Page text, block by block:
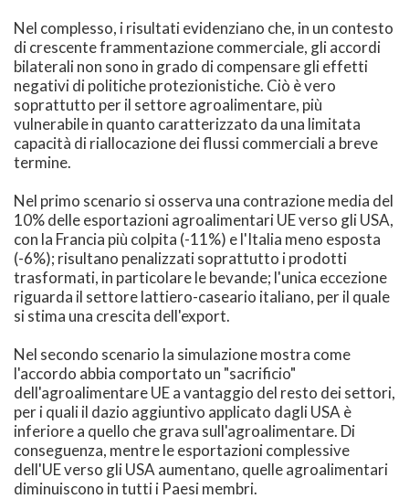
Nel complesso, i risultati evidenziano che, in un contesto
di crescente frammentazione commerciale, gli accordi
bilaterali non sono in grado di compensare gli effetti
negativi di politiche protezionistiche. Ciò è vero
soprattutto per il settore agroalimentare, più
vulnerabile in quanto caratterizzato da una limitata
capacità di riallocazione dei flussi commerciali a breve
termine.
Nel primo scenario si osserva una contrazione media del
10% delle esportazioni agroalimentari UE verso gli USA,
con la Francia più colpita (-11%) e l'Italia meno esposta
(-6%); risultano penalizzati soprattutto i prodotti
trasformati, in particolare le bevande; l'unica eccezione
riguarda il settore lattiero-caseario italiano, per il quale
si stima una crescita dell'export.
Nel secondo scenario la simulazione mostra come
l'accordo abbia comportato un "sacrificio"
dell'agroalimentare UE a vantaggio del resto dei settori,
per i quali il dazio aggiuntivo applicato dagli USA è
inferiore a quello che grava sull'agroalimentare. Di
conseguenza, mentre le esportazioni complessive
dell'UE verso gli USA aumentano, quelle agroalimentari
diminuiscono in tutti i Paesi membri.